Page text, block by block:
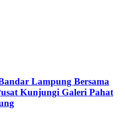
Lampung Bersama
Kunjungi Galeri Pahat